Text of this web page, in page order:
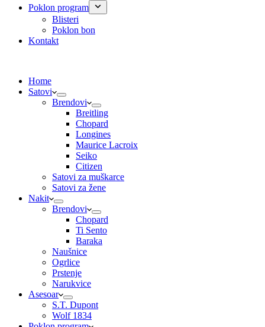
Poklon program
Blisteri
Poklon bon
Kontakt
Home
Satovi
Brendovi
Breitling
Chopard
Longines
Maurice Lacroix
Seiko
Citizen
Satovi za muškarce
Satovi za žene
Nakit
Brendovi
Chopard
Ti Sento
Baraka
Naušnice
Ogrlice
Prstenje
Narukvice
Asesoar
S.T. Dupont
Wolf 1834